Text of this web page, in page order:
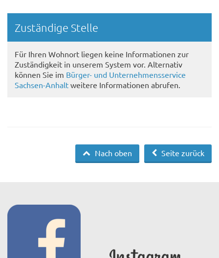
Randspalte
Zuständige Stelle
Für Ihren Wohnort liegen keine Informationen zur
Zuständigkeit in unserem System vor. Alternativ
können Sie im Bürger- und Unternehmensservice
Sachsen-Anhalt weitere Informationen abrufen.
Seite zurück
Nach oben